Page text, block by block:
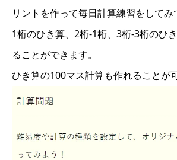
リントを作って毎日計算練習をしてみ
1桁のひき算、2桁-1桁、3桁-3桁のひ
ることができます。
ひき算の100マス計算も作れることが